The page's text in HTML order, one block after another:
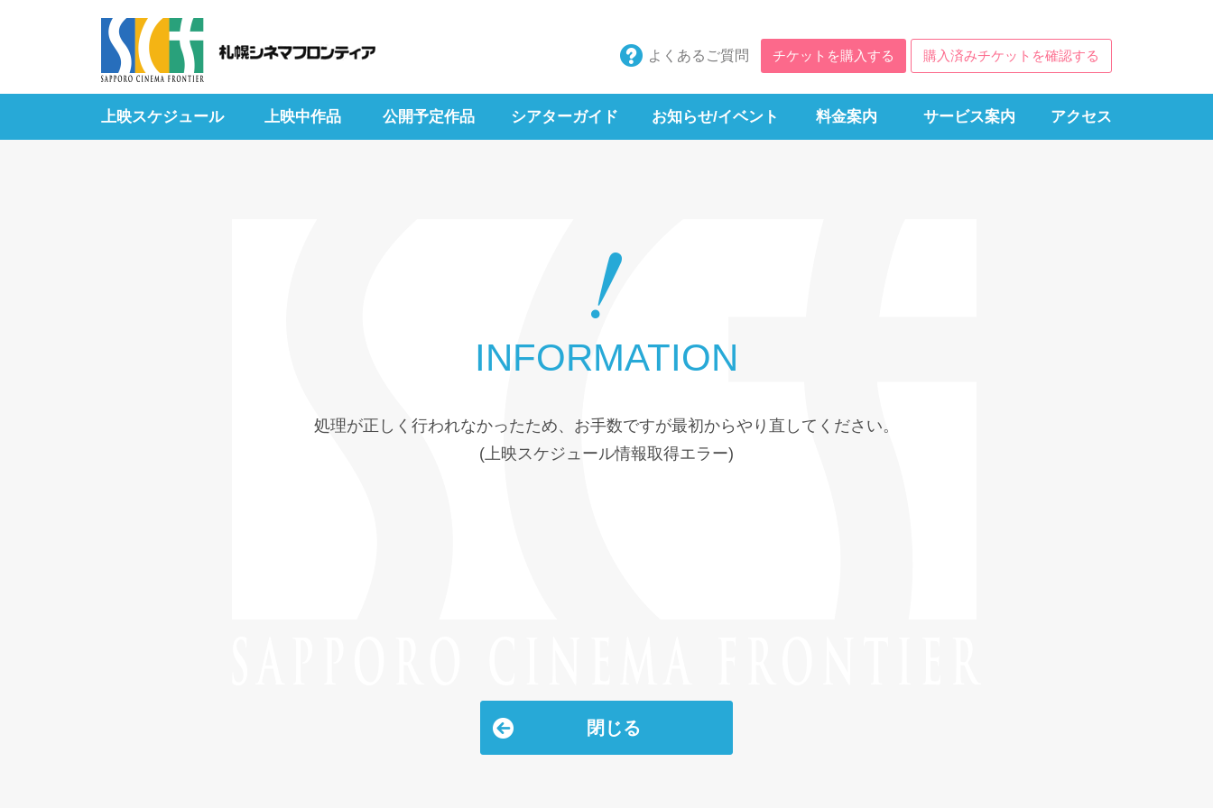
よくあるご質問 チケットを購入する 購入済みチケットを確認する
上映スケジュール 上映中作品 公開予定作品 シアターガイド お知らせ/イベント 料金案内 サービス案内 アクセス
INFORMATION
処理が正しく行われなかったため、お手数ですが最初からやり直してください。
(上映スケジュール情報取得エラー)
閉じる